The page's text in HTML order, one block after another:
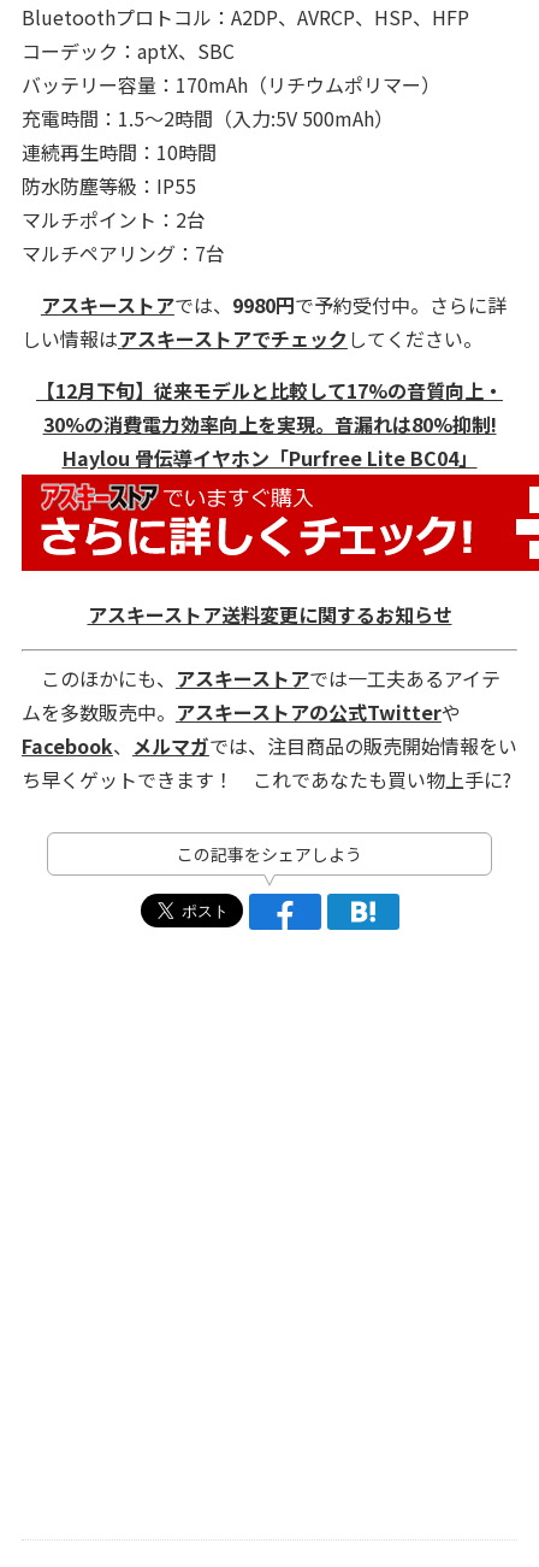
Bluetoothプロトコル：A2DP、AVRCP、HSP、HFP
コーデック：aptX、SBC
バッテリー容量：170mAh（リチウムポリマー）
充電時間：1.5～2時間（入力:5V 500mAh）
連続再生時間：10時間
防水防塵等級：IP55
マルチポイント：2台
マルチペアリング：7台
アスキーストアでは、 9980円で予約受付中。さらに詳
しい情報はアスキーストアでチェックしてください。
【12月下旬】従来モデルと比較して17%の音質向上・
30%の消費電力効率向上を実現。音漏れは80%抑制!
Haylou 骨伝導イヤホン「Purfree Lite BC04」
アスキーストア送料変更に関するお知らせ
このほかにも、 アスキーストアでは一工夫あるアイテ
ムを多数販売中。 アスキーストアの公式Twitterや
Facebook、 メルマガでは、注目商品の販売開始情報をい
ち早くゲットできます！ これであなたも買い物上手に?
この記事をシェアしよう